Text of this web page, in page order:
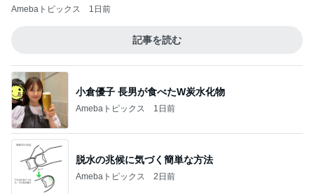
Amebaトピックス 1日前
記事を読む
小倉優子 長男が食べたW炭水化物
Amebaトピックス 1日前
脱水の兆候に気づく簡単な方法
Amebaトピックス 2日前